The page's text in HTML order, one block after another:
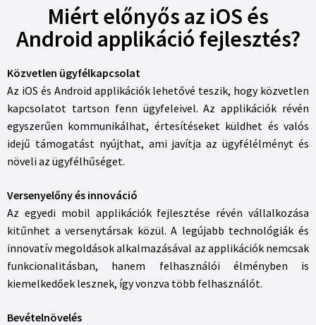
Miért előnyős az iOS és
Android applikáció fejlesztés?
Közvetlen ügyfélkapcsolat
Az iOS és Android applikációk lehetővé teszik, hogy közvetlen
kapcsolatot tartson fenn ügyfeleivel. Az applikációk révén
egyszerűen kommunikálhat, értesítéseket küldhet és valós
idejű támogatást nyújthat, ami javítja az ügyfélélményt és
növeli az ügyfélhűséget.
Versenyelőny és innováció
Az egyedi mobil applikációk fejlesztése révén vállalkozása
kitűnhet a versenytársak közül. A legújabb technológiák és
innovatív megoldások alkalmazásával az applikációk nemcsak
funkcionalitásban, hanem felhasználói élményben is
kiemelkedőek lesznek, így vonzva több felhasználót.
Bevételnövelés